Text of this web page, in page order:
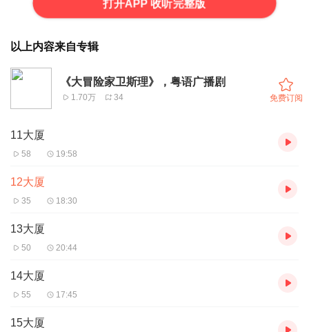
打开APP 收听完整版
以上内容来自专辑
《大冒险家卫斯理》，粤语广播剧
1.70万 34 免费订阅
11大厦
58 19:58
12大厦
35 18:30
13大厦
50 20:44
14大厦
55 17:45
15大厦